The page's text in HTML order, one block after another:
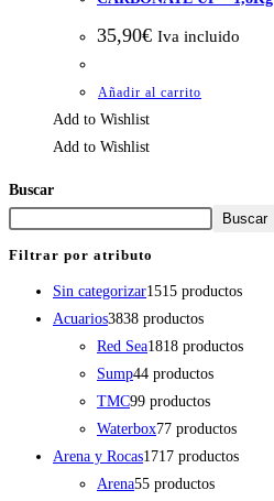
35,90€ Iva incluido
Añadir al carrito
Add to Wishlist
Add to Wishlist
Buscar
Buscar
Filtrar por atributo
Sin categorizar1515 productos
Acuarios3838 productos
Red Sea1818 productos
Sump44 productos
TMC99 productos
Waterbox77 productos
Arena y Rocas1717 productos
Arena55 productos